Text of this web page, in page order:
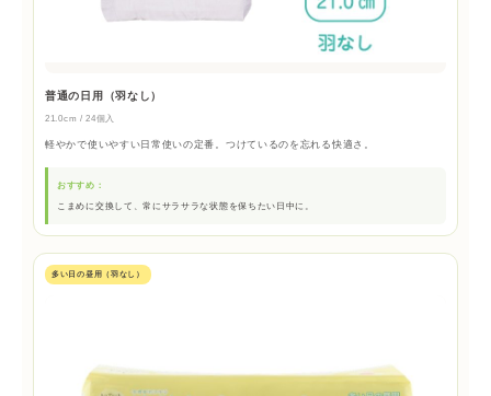
普通の日用（羽なし）
21.0cm / 24個入
軽やかで使いやすい日常使いの定番。つけているのを忘れる快適さ。
おすすめ：
こまめに交換して、常にサラサラな状態を保ちたい日中に。
多い日の昼用（羽なし）